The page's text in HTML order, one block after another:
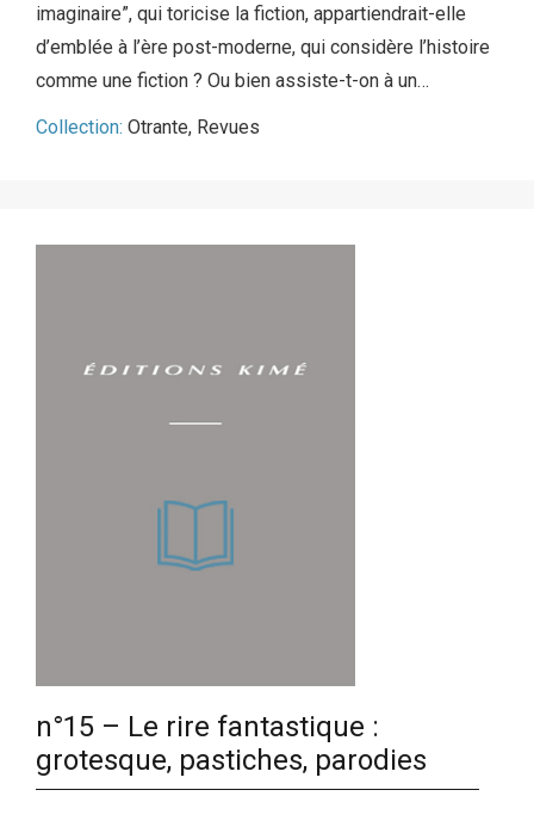
imaginaire”, qui toricise la fiction, appartiendrait-elle
d’emblée à l’ère post-moderne, qui considère l’histoire
comme une fiction ? Ou bien assiste-t-on à un…
Collection: Otrante, Revues
n°15 – Le rire fantastique :
grotesque, pastiches, parodies